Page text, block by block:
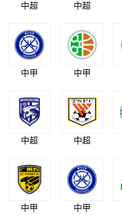
中超 中超
中甲 中甲
中超 中超
中甲 中甲